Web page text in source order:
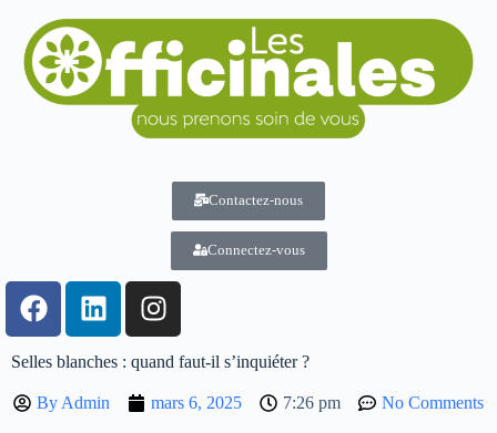
Contactez-nous
Connectez-vous
Selles blanches : quand faut-il s’inquiéter ?
By Admin mars 6, 2025 7:26 pm No Comments